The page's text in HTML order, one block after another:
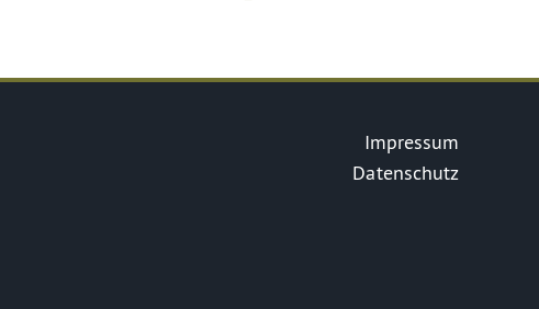
Impressum
Datenschutz